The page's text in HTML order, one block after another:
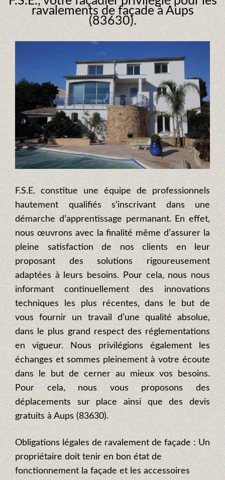
ravalements de façade à Aups
(83630).
F.S.E. constitue une équipe de professionnels
hautement qualifiés s’inscrivant dans une
démarche d’apprentissage permanant. En effet,
nous œuvrons avec la finalité même d’assurer la
pleine satisfaction de nos clients en leur
proposant des solutions rigoureusement
adaptées à leurs besoins. Pour cela, nous nous
informant continuellement des innovations
techniques les plus récentes, dans le but de
vous fournir un travail d’une qualité absolue,
dans le plus grand respect des réglementations
en vigueur. Nous privilégions également les
échanges et sommes pleinement à votre écoute
dans le but de cerner au mieux vos besoins.
Pour cela, nous vous proposons des
déplacements sur place ainsi que des devis
gratuits à Aups (83630).
Obligations légales de ravalement de façade : Un
propriétaire doit tenir en bon état de
fonctionnement la façade et les accessoires